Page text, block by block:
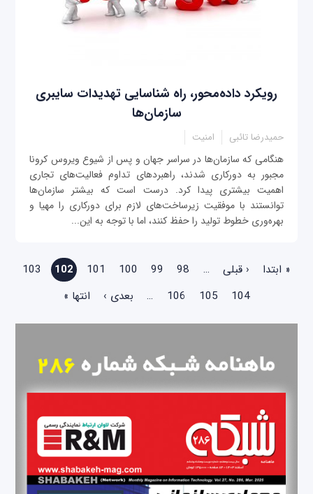
رویکرد داده‌محور، راه شناسایی تهدیدات سایبری
سازمان‌ها
حمیدرضا تائبی امنیت
‌هنگامی که سازمان‌ها در سراسر جهان و پس از شیوع ویروس کرونا
مجبور به دورکاری شدند، راهبردهای تداوم فعالیت‌های تجاری
اهمیت بیشتری پیدا کرد. درست است که بیشتر سازمان‌ها
توانستند با موفقیت زیرساخت‌های لازم برای دورکاری را مهیا و
بهره‌وری خطوط تولید را حفظ کنند، اما با توجه به این‌...
صفحه‌ها
« ابتدا ‹ قبلی …
98
99
100
101
102
103
104
105
106
… بعدی › انتها »